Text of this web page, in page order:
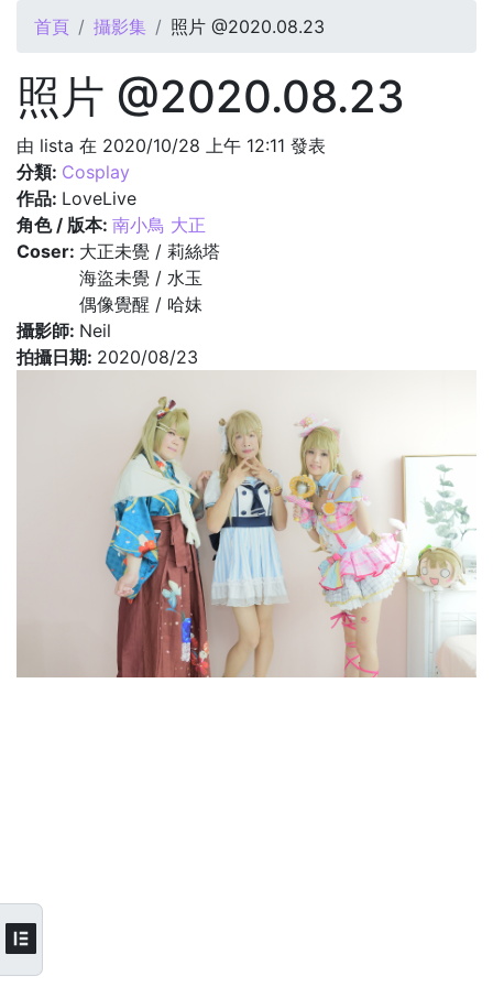
您在這裡
首頁 攝影集 照片 @2020.08.23
照片 @2020.08.23
由 lista 在 2020/10/28 上午 12:11 發表
分類: Cosplay
作品: LoveLive
角色 / 版本: 南小鳥 大正
Coser: 大正未覺 / 莉絲塔
海盜未覺 / 水玉
偶像覺醒 / 哈妹
攝影師: Neil
拍攝日期: 2020/08/23